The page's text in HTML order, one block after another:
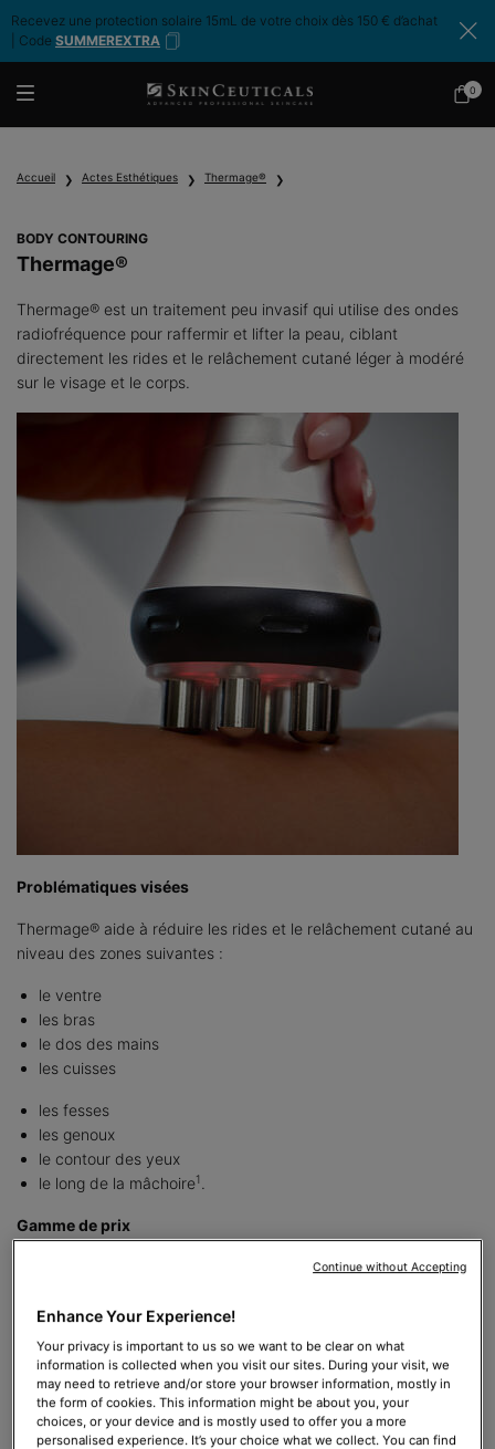
Recevez une protection solaire 15mL de votre choix dès 150 € d’achat
| Code SUMMEREXTRA
Mon
0
0
Accueil Actes Esthétiques Thermage®
BODY CONTOURING
Thermage®
Thermage® est un traitement peu invasif qui utilise des ondes
radiofréquence pour raffermir et lifter la peau, ciblant
directement les rides et le relâchement cutané léger à modéré
sur le visage et le corps.
Problématiques visées
Thermage® aide à réduire les rides et le relâchement cutané au
niveau des zones suivantes :
le ventre
les bras
le dos des mains
les cuisses
les fesses
les genoux
le contour des yeux
le long de la mâchoire1
Gamme de prix
la zone traitée. En général, les prix varient entre 1 500 et 4 500
Délai de rétablissement
La plupart des patients n’ont aucun délai de rétablissement
après le raffermissement cutané par radiofréquence Thermage®
et peuvent reprendre leurs activités quotidiennes directement
après le traitement. Cependant, certaines personnes sont
Enhance Your Experience!
Your privacy is important to us so we want to be clear on what
information is collected when you visit our sites. During your visit, we
may need to retrieve and/or store your browser information, mostly in
the form of cookies. This information might be about you, your
choices, or your device and is mostly used to offer you a more
personalised experience. It’s your choice what we collect. You can find
Continue without Accepting